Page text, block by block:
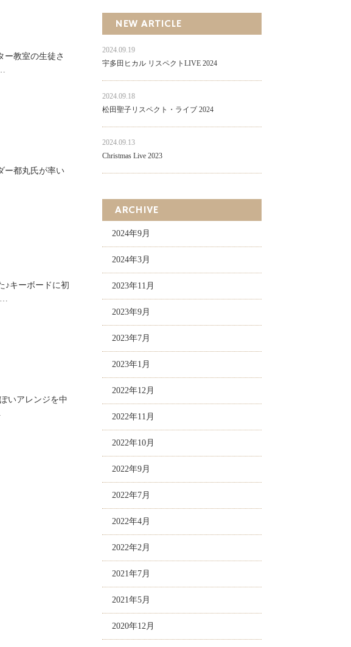
ー教室の生徒さ
ー都丸氏が率い
♪キーボードに初
いアレンジを中
NEW ARTICLE
2024.09.19
宇多田ヒカル リスペクトLIVE 2024
2024.09.18
松田聖子リスペクト・ライブ 2024
2024.09.13
Christmas Live 2023
ARCHIVE
2024年9月
2024年3月
2023年11月
2023年9月
2023年7月
2023年1月
2022年12月
2022年11月
2022年10月
2022年9月
2022年7月
2022年4月
2022年2月
2021年7月
2021年5月
2020年12月